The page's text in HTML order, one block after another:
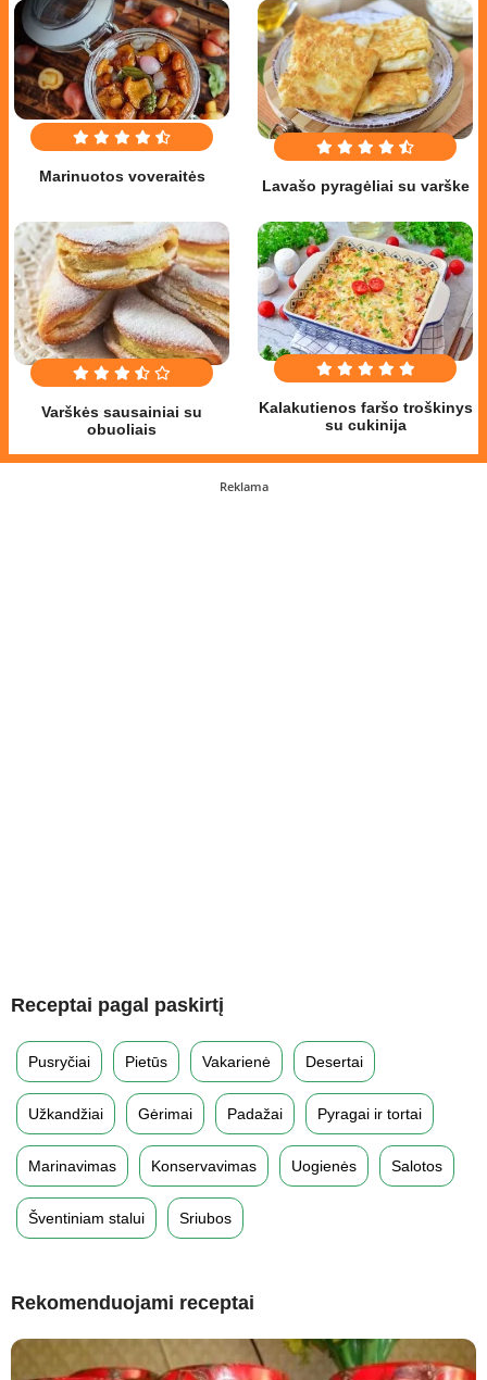
Marinuotos voveraitės
Lavašo pyragėliai su varške
Varškės sausainiai su
obuoliais
Kalakutienos faršo troškinys
su cukinija
Reklama
Receptai pagal paskirtį
Pusryčiai Pietūs Vakarienė Desertai
Užkandžiai Gėrimai Padažai Pyragai ir tortai
Marinavimas Konservavimas Uogienės Salotos
Šventiniam stalui Sriubos
Rekomenduojami receptai